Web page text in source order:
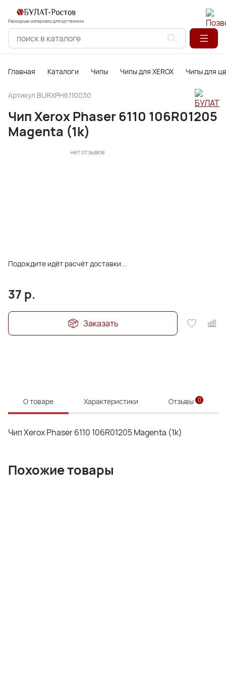
Расходные материалы для оргтехники
Главная Каталоги Чипы Чипы для XEROX Чипы для
Артикул BURXPH6110030
Чип Xerox Phaser 6110 106R01205
Magenta (1k)
нет отзывов
Подождите идёт расчёт доставки...
37 р.
Заказать
О товаре Характеристики Отзывы 0
Чип Xerox Phaser 6110 106R01205 Magenta (1k)
Похожие товары